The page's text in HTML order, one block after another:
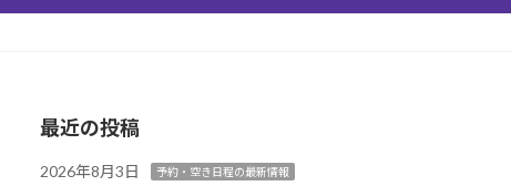
最近の投稿
2026年8月3日 予約・空き日程の最新情報